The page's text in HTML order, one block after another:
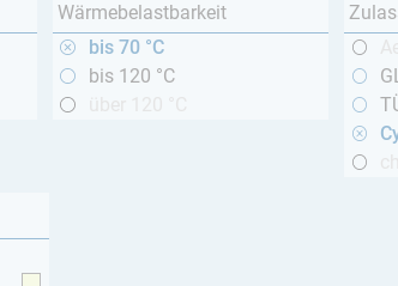
Wärmebelastbarkeit
bis 70 °C
bis 120 °C